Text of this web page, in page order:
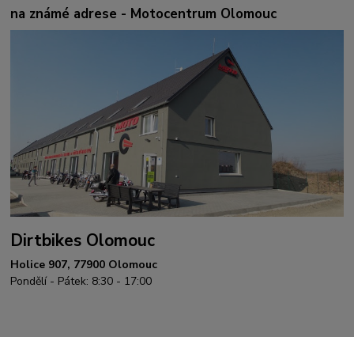
na známé adrese - Motocentrum Olomouc
Dirtbikes Olomouc
Holice 907, 77900 Olomouc
Pondělí - Pátek: 8:30 - 17:00